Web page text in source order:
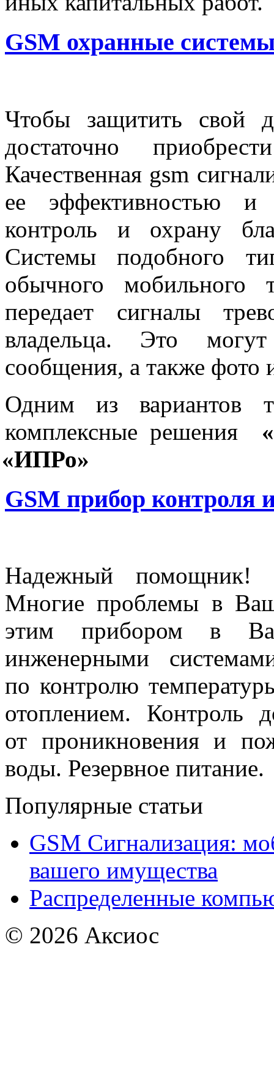
GSM охранные
Чтобы защитить свой
достаточно
Качественная gsm
ее эффективностью и
контроль и охрану
Системы подобного
обычного мобильного
передает сигналы
владельца. Это
сообщения, а также фото
Одним из вариантов
комплексные решения
«
«ИПРо»
GSM прибор
Надежный помощник!
Многие проблемы в
этим прибором в
инженерными
по контролю
отоплением. Контроль
от проникновения и
воды. Резервное питание.
Популярные статьи
GSM Сигнализация:
вашего имущества
Распределенные
© 2026 Аксиос